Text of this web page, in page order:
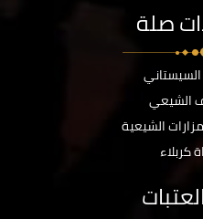
صلة
الشيعي
الشيعية
كربلاء